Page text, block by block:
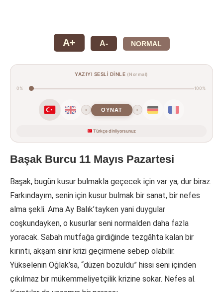
A+ A- NORMAL
YAZIYI SESLİ DİNLE (Normal)
0% 100%
‹ OYNAT ›
Türkçe dinliyorsunuz
Başak Burcu 11 Mayıs Pazartesi
Başak, bugün kusur bulmakla geçecek için var ya, dur biraz.
Farkındayım, senin için kusur bulmak bir sanat, bir nefes
alma şekli. Ama Ay Balık’tayken yani duygular
coşkundayken, o kusurlar seni normalden daha fazla
yoracak. Sabah mutfağa girdiğinde tezgâhta kalan bir
kırıntı, akşam sinir krizi geçirmene sebep olabilir.
Yükselenin Oğlak’sa, “düzen bozuldu” hissi seni içinden
çıkılmaz bir mükemmeliyetçilik krizine sokar. Nefes al.